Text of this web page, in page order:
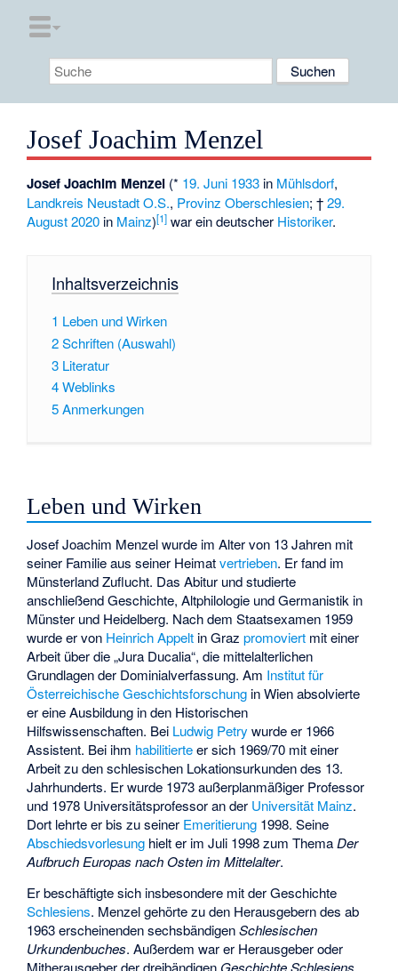
Josef Joachim Menzel
Josef Joachim Menzel (* 19. Juni 1933 in Mühlsdorf,
Landkreis Neustadt O.S., Provinz Oberschlesien; †29.
August 2020 in Mainz)[1] war ein deutscher Historiker.
Inhaltsverzeichnis
1 Leben und Wirken
2Schriften (Auswahl)
3 Literatur
4Weblinks
5Anmerkungen
Leben und Wirken
Josef Joachim Menzel wurde im Alter von 13 Jahren mit
seiner Familie aus seiner Heimatvertrieben. Er fand im
Münsterland Zuflucht. Das Abitur und studierte
anschließend Geschichte, Altphilologie und Germanistik in
Münster und Heidelberg. Nach dem Staatsexamen 1959
wurde er von Heinrich Appelt in Grazpromoviert mit einer
Arbeit über die „Jura Ducalia“, die mittelalterlichen
Grundlagen der Dominialverfassung. Am Institut für
Österreichische Geschichtsforschung in Wien absolvierte
er eine Ausbildung in den Historischen
Hilfswissenschaften. Bei Ludwig Petry wurde er 1966
Assistent. Bei ihm habilitierteer sich 1969/70 mit einer
Arbeit zu den schlesischen Lokationsurkunden des 13.
Jahrhunderts. Er wurde 1973 außerplanmäßiger Professor
und 1978 Universitätsprofessor an der Universität Mainz.
Dort lehrte er bis zu seiner Emeritierung 1998. Seine
Abschiedsvorlesung hielt er im Juli 1998 zum ThemaDer
Aufbruch Europas nach Osten im Mittelalter.
Er beschäftigte sich insbesondere mit der Geschichte
Schlesiens. Menzel gehörte zu den Herausgebern des ab
1963 erscheinenden sechsbändigenSchlesischen
Urkundenbuches. Außerdem war er Herausgeber oder
Mitherausgeber der dreibändigen Geschichte Schlesiens,